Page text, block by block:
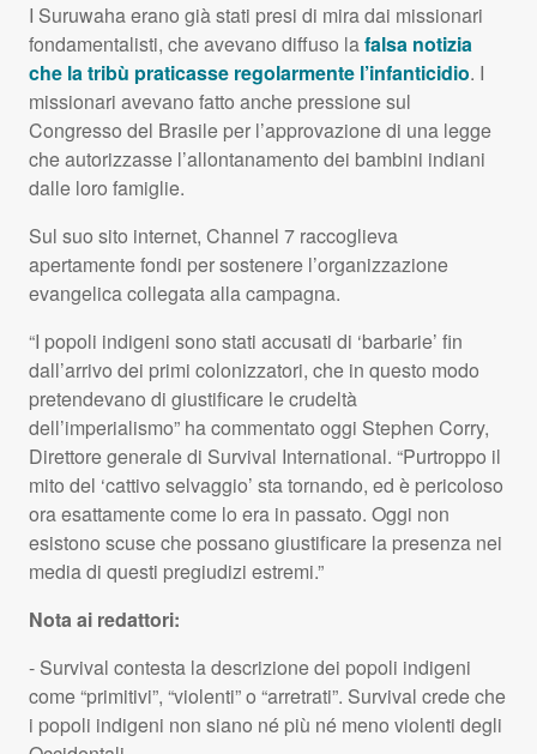
I Suruwaha erano già stati presi di mira dai missionari
fondamentalisti, che avevano diffuso lafalsa notizia
che la tribù praticasse regolarmente l’infanticidio. I
missionari avevano fatto anche pressione sul
Congresso del Brasile per l’approvazione di una legge
che autorizzasse l’allontanamento dei bambini indiani
dalle loro famiglie.
Sul suo sito internet, Channel 7 raccoglieva
apertamente fondi per sostenere l’organizzazione
evangelica collegata alla campagna.
“I popoli indigeni sono stati accusati di ‘barbarie’ fin
dall’arrivo dei primi colonizzatori, che in questo modo
pretendevano di giustificare le crudeltà
dell’imperialismo” ha commentato oggi Stephen Corry,
Direttore generale di Survival International. “Purtroppo il
mito del ‘cattivo selvaggio’ sta tornando, ed è pericoloso
ora esattamente come lo era in passato. Oggi non
esistono scuse che possano giustificare la presenza nei
media di questi pregiudizi estremi.”
Nota ai redattori:
- Survival contesta la descrizione dei popoli indigeni
come “primitivi”, “violenti” o “arretrati”. Survival crede che
i popoli indigeni non siano né più né meno violenti degli